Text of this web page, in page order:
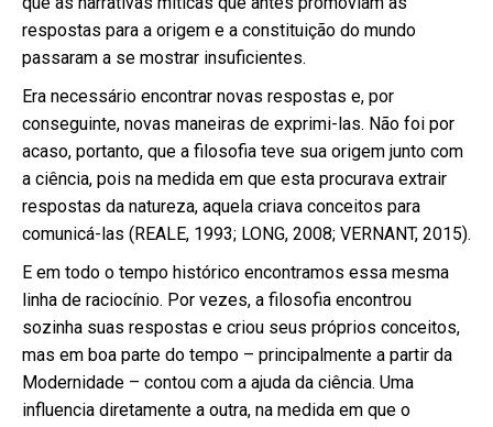
respostas para a origem e a constituição do mundo
passaram a se mostrar insuficientes.
Era necessário encontrar novas respostas e, por
conseguinte, novas maneiras de exprimi-las. Não foi por
acaso, portanto, que a filosofia teve sua origem junto com
a ciência, pois na medida em que esta procurava extrair
respostas da natureza, aquela criava conceitos para
comunicá-las (REALE, 1993; LONG, 2008; VERNANT, 2015).
E em todo o tempo histórico encontramos essa mesma
linha de raciocínio. Por vezes, a filosofia encontrou
sozinha suas respostas e criou seus próprios conceitos,
mas em boa parte do tempo – principalmente a partir da
Modernidade – contou com a ajuda da ciência. Uma
influencia diretamente a outra, na medida em que o